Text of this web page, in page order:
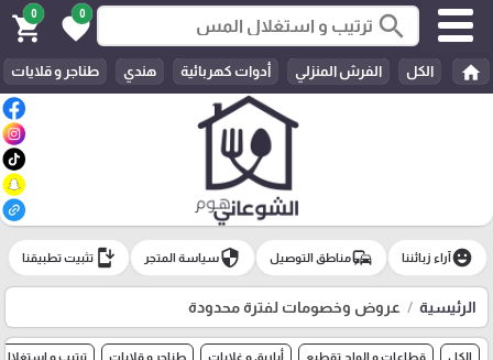
search
0
favorite
0
shopping_cart
home الكل الفرش المنزلي أدوات كهربائية هندي طناجر و قلايات
emoji_emotionsآراء زبائننا commuteمناطق التوصيل securityسياسة المتجر install_mobile تثبيت تطبيقنا
الرئيسية عروض وخصومات لفترة محدودة
الكل قطاعات و الواح تقطيع أباريق و غلايات طناجر و قلايات ترتيب و